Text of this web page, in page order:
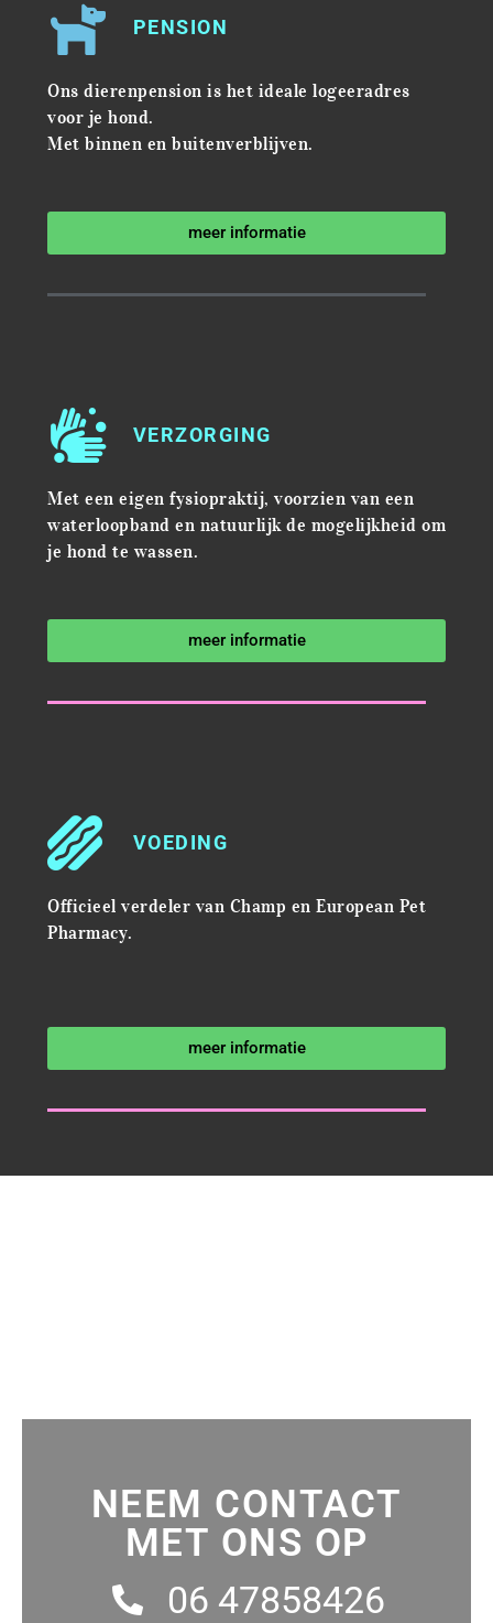
PENSION
Ons dierenpension is het ideale logeeradres
voor je hond.
Met binnen en buitenverblijven.
meer informatie
VERZORGING
Met een eigen fysiopraktij, voorzien van een
waterloopband en natuurlijk de mogelijkheid om
je hond te wassen.
meer informatie
VOEDING
Officieel verdeler van Champ en European Pet
Pharmacy.
meer informatie
NEEM CONTACT
MET ONS OP
06 47858426